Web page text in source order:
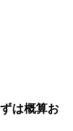
は概算お